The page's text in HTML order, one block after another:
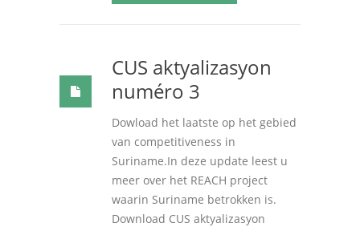
CUS aktyalizasyon
numéro 3
Dowload het laatste op het gebied
van competitiveness in
Suriname.In deze update leest u
meer over het REACH project
waarin Suriname betrokken is.
Download CUS aktyalizasyon